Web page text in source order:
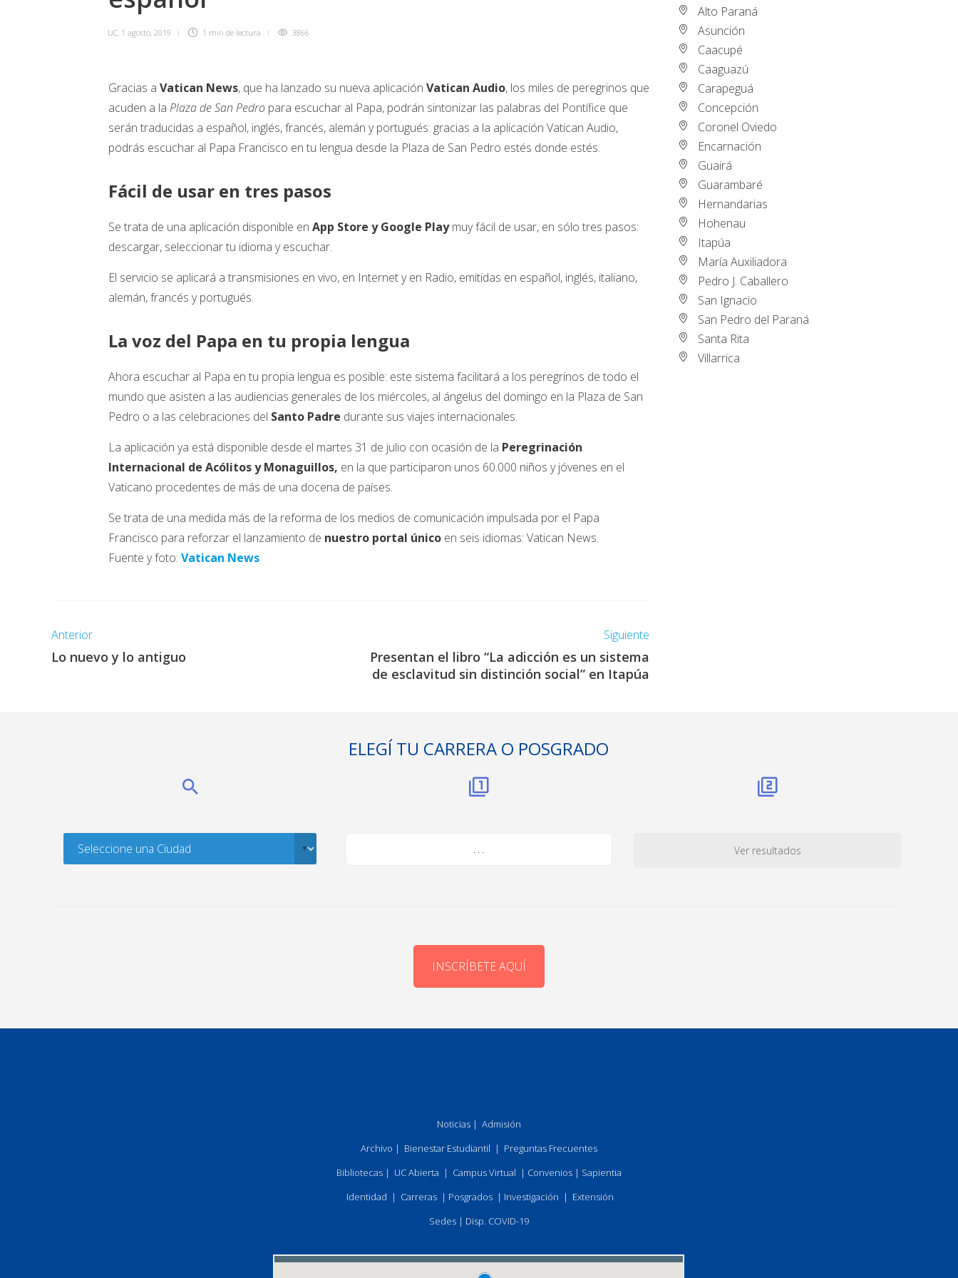
UC, 1 agosto, 2019 1 min de lectura 3866
Gracias a Vatican News, que ha lanzado su nueva aplicación Vatican Audio, los miles de peregrinos que
acuden a la Plaza de San Pedro para escuchar al Papa, podrán sintonizar las palabras del Pontífice que
serán traducidas a español, inglés, francés, alemán y portugués: gracias a la aplicación Vatican Audio,
podrás escuchar al Papa Francisco en tu lengua desde la Plaza de San Pedro estés donde estés.
Fácil de usar en tres pasos
Se trata de una aplicación disponible en App Store y Google Playmuy fácil de usar, en sólo tres pasos:
descargar, seleccionar tu idioma y escuchar.
El servicio se aplicará a transmisiones en vivo, en Internet y en Radio, emitidas en español, inglés, italiano,
alemán, francés y portugués.
La voz del Papa en tu propia lengua
Ahora escuchar al Papa en tu propia lengua es posible: este sistema facilitará a los peregrinos de todo el
mundo que asisten a las audiencias generales de los miércoles, al ángelus del domingo en la Plaza de San
Pedro o a las celebraciones del Santo Padre durante sus viajes internacionales.
La aplicación ya está disponible desde el martes 31 de julio con ocasión de la Peregrinación
Internacional de Acólitos y Monaguillos, en la que participaron unos 60.000 niños y jóvenes en el
Vaticano procedentes de más de una docena de países.
Se trata de una medida más de la reforma de los medios de comunicación impulsada por el Papa
Francisco para reforzar el lanzamiento de nuestro portal único en seis idiomas: Vatican News.
Fuente y foto: Vatican News
Anterior
Lo nuevo y lo antiguo
Siguiente
Presentan el libro “La adicción es un sistema
de esclavitud sin distinción social” en Itapúa
Alto Paraná
Asunción
Caacupé
Caaguazú
Carapeguá
Concepción
Coronel Oviedo
Encarnación
Guairá
Guarambaré
Hernandarias
Hohenau
Itapúa
María Auxiliadora
Pedro J. Caballero
San Ignacio
San Pedro del Paraná
Santa Rita
Villarrica
ELEGÍ TU CARRERA O POSGRADO
. . . Ver resultados
INSCRÍBETE AQUÍ
Noticias| Admisión
Archivo | Bienestar Estudiantil | Preguntas Frecuentes
Bibliotecas| UC Abierta | Campus Virtual | Convenios| Sapientia
Identidad | Carreras| Posgrados| Investigación | Extensión
Sedes| Disp. COVID-19